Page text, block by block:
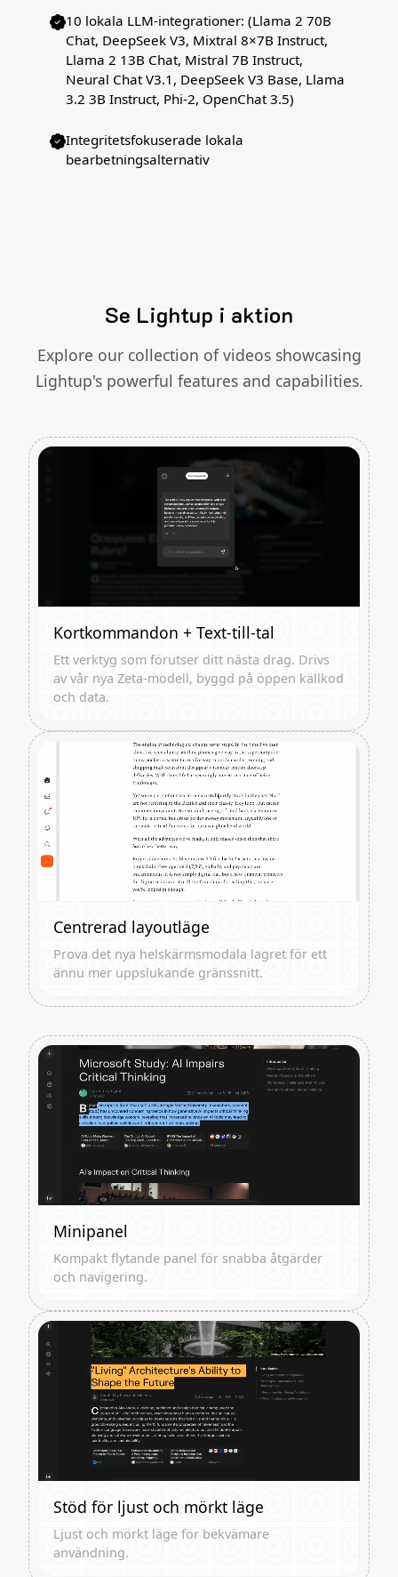
10 lokala LLM-integrationer: (Llama 2 70B
Chat, DeepSeek V3, Mixtral 8×7B Instruct,
Llama 2 13B Chat, Mistral 7B Instruct,
Neural Chat V3.1, DeepSeek V3 Base, Llama
3.2 3B Instruct, Phi-2, OpenChat 3.5)
Integritetsfokuserade lokala
bearbetningsalternativ
Se Lightup i aktion
Explore our collection of videos showcasing
Lightup's powerful features and capabilities.
Kortkommandon + Text-till-tal
Ett verktyg som förutser ditt nästa drag. Drivs
av vår nya Zeta-modell, byggd på öppen källkod
och data.
Centrerad layoutläge
Prova det nya helskärmsmodala lagret för ett
ännu mer uppslukande gränssnitt.
Minipanel
Kompakt flytande panel för snabba åtgärder
och navigering.
Stöd för ljust och mörkt läge
Ljust och mörkt läge för bekvämare
användning.